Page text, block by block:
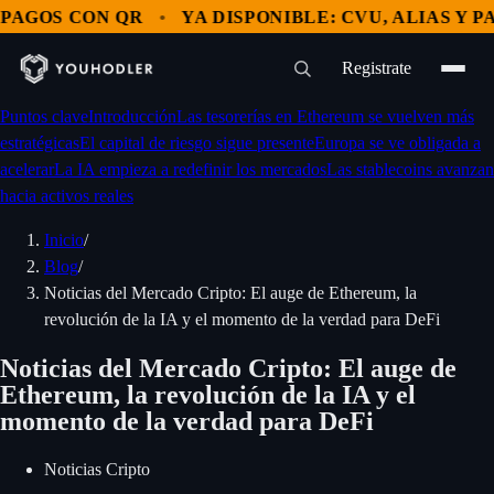
CON QR YA DISPONIBLE: CVU, ALIAS Y PAGOS
Registrate
Puntos claveIntroducciónLas tesorerías en Ethereum se vuelven más
estratégicasEl capital de riesgo sigue presenteEuropa se ve obligada a
acelerarLa IA empieza a redefinir los mercadosLas stablecoins avanzan
hacia activos reales
Inicio/
Blog/
Noticias del Mercado Cripto: El auge de Ethereum, la
revolución de la IA y el momento de la verdad para DeFi
Noticias del Mercado Cripto: El auge de
Ethereum, la revolución de la IA y el
momento de la verdad para DeFi
Noticias Cripto